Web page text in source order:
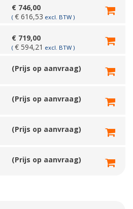
€ 746,00
(€ 616,53 excl. BTW )
€ 719,00
(€ 594,21 excl. BTW )
(Prijs op aanvraag)
(Prijs op aanvraag)
(Prijs op aanvraag)
(Prijs op aanvraag)